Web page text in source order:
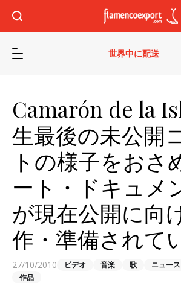
世界中に配送
Camarón de la
生最後の未公開
トの様子をおさ
ート・ドキュメ
が現在公開に向
作・準備されて
27/10/2010 ビデオ 音楽 歌 ニュース
作品